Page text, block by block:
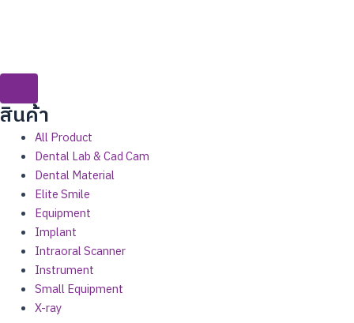
สินค้่า
All Product
Dental Lab & Cad Cam
Dental Material
Elite Smile
Equipment
Implant
Intraoral Scanner
Instrument
Small Equipment
X-ray